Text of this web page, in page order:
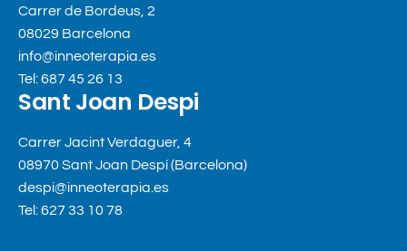
Carrer de Bordeus, 2
08029 Barcelona
info@inneoterapia.es
Tel: 687 45 26 13
Sant Joan Despi
Carrer Jacint Verdaguer, 4
08970 Sant Joan Despí (Barcelona)
despi@inneoterapia.es
Tel: 627 33 10 78